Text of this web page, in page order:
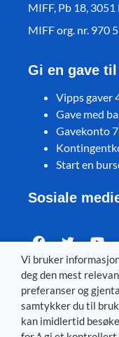
MIFF, Pb 18,
MIFF org. nr. 970
Gi en gave til
Vipps gaver
Gave med
Gavekonto
Start en
Sosiale
Visit MIFF in other
Svenska– Dansk–
Vi bruker
deg den mest
preferanser og
samtykker du til
kan imidlertid